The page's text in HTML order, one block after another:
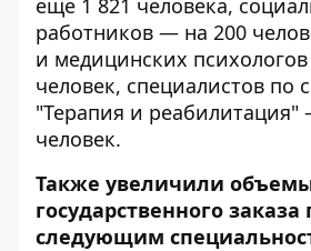
еще 1 821 человека,
работников — на 200
и медицинских
человек, специалистов по
"Терапия и реабилитация"
человек.
Также увеличили
государственного заказа
следующим